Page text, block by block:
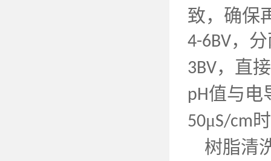
致，确保
4-6BV，
3BV，直
pH值与电
50μS/cm
树脂清